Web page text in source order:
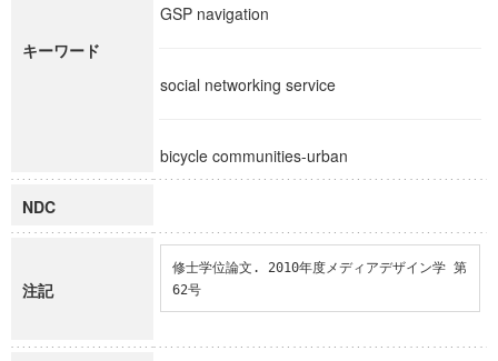
キーワード
GSP navigation
social networking service
bicycle communities-urban
NDC
注記
修士学位論文. 2010年度メディアデザイン学 第
62号